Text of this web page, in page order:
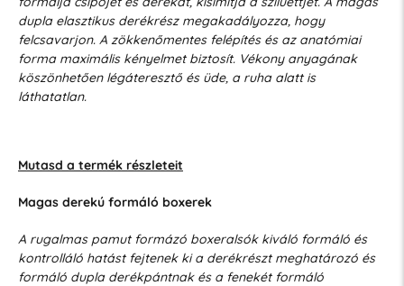
dupla elasztikus derékrész megakadályozza, hogy
felcsavarjon. A zökkenőmentes felépítés és az anatómiai
forma maximális kényelmet biztosít. Vékony anyagának
köszönhetően légáteresztő és üde, a ruha alatt is
láthatatlan.
Mutasd a termék részleteit
Magas derekú formáló boxerek
A rugalmas pamut formázó boxeralsók kiváló formáló és
kontrolláló hatást fejtenek ki a derékrészt meghatározó és
formáló dupla derékpántnak és a fenekét formáló